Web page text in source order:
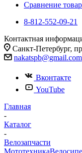
Сравнение
8-812-552-09-21
Контактная
Санкт-Петербург,
nakatspb@gmail.com
Вконтакте
YouTube
Главная
-
Каталог
-
Велозапчасти
Мототехника